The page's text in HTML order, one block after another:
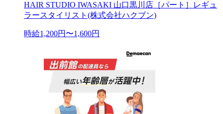
HAIR STUDIO IWASAKI 山口黒川店［パート］レギュ
ラースタイリスト(株式会社ハクブン)
時給1,200円〜1,600円